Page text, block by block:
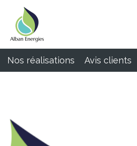
Nos réalisations Avis clients